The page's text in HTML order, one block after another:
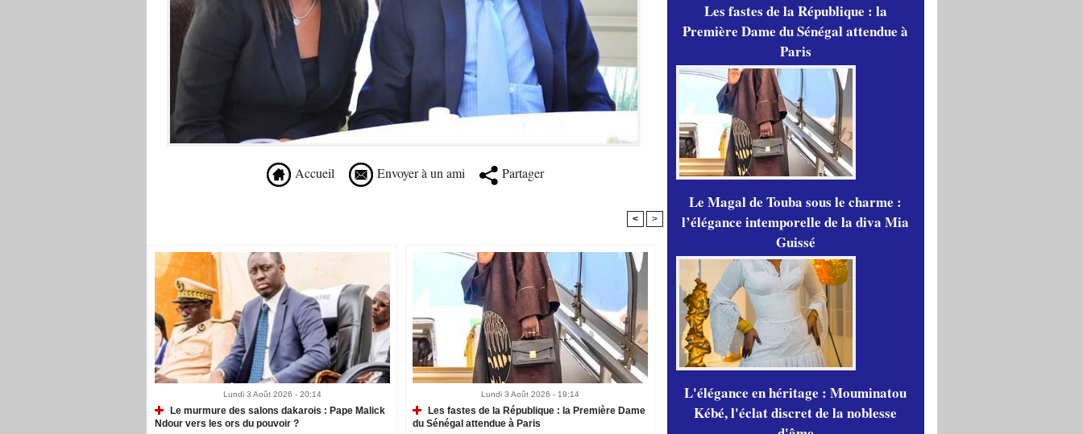
Accueil Envoyer à un ami Partager
< >
Lundi 3 Août 2026 - 20:14
Le murmure des salons dakarois : Pape Malick
Ndour vers les ors du pouvoir ?
Lundi 3 Août 2026 - 19:14
Les fastes de la République : la Première Dame
du Sénégal attendue à Paris
Les fastes de la République : la
Première Dame du Sénégal attendue à
Paris
Le Magal de Touba sous le charme :
l’élégance intemporelle de la diva Mia
Guissé
L'élégance en héritage : Mouminatou
Kébé, l'éclat discret de la noblesse